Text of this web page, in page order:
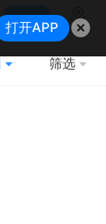
搜索
地图
筛选
打开APP